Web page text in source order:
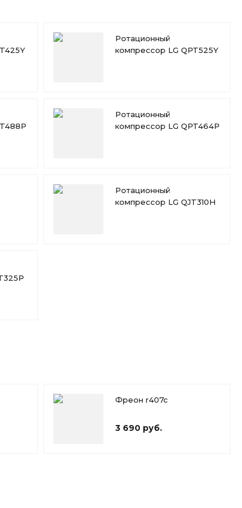
Ротационный
компрессор LG QPT525Y
Ротационный
компрессор LG QPT464P
Ротационный
компрессор LG QJT310H
Фреон r407c
3 690 руб.